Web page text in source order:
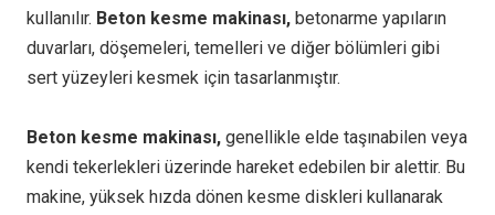
kullanılır. Beton kesme makinası, betonarme yapıların
duvarları, döşemeleri, temelleri ve diğer bölümleri gibi
sert yüzeyleri kesmek için tasarlanmıştır.
Beton kesme makinası, genellikle elde taşınabilen veya
kendi tekerlekleri üzerinde hareket edebilen bir alettir. Bu
makine, yüksek hızda dönen kesme diskleri kullanarak